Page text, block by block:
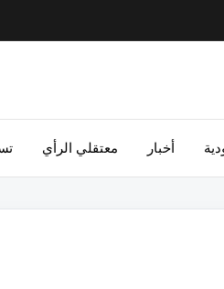
أخبار معتقلي الرأي